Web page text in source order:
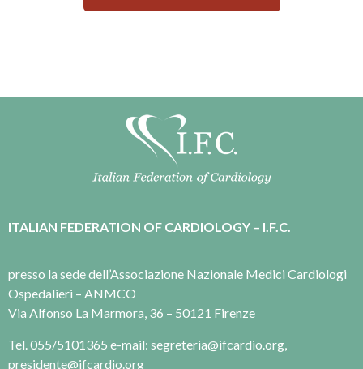
ITALIAN FEDERATION OF CARDIOLOGY – I.F.C.
presso la sede dell’Associazione Nazionale Medici Cardiologi
Ospedalieri – ANMCO
Via Alfonso La Marmora, 36 – 50121 Firenze
Tel. 055/5101365 e-mail: segreteria@ifcardio.org,
presidente@ifcardio.org